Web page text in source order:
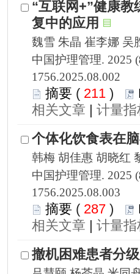
1756.2025.08.002
211 )
|
1756.2025.08.003
287 )
|